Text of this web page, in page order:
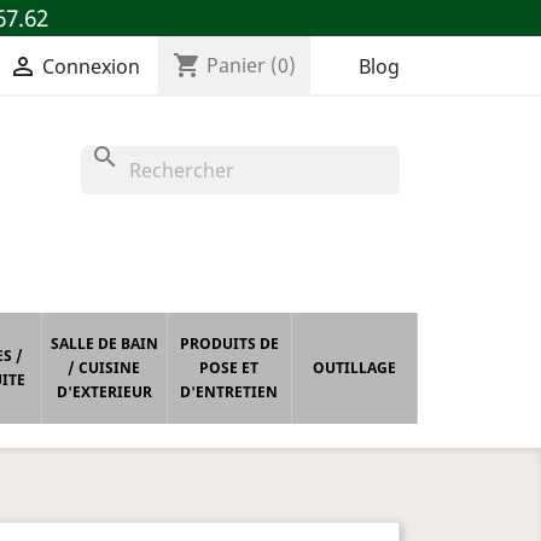
 Connexion shopping_cart Panier (0) Blog
search
/
SALLE DE BAIN
/ CUISINE
D'EXTERIEUR
PRODUITS DE
POSE ET
D'ENTRETIEN
OUTILLAGE